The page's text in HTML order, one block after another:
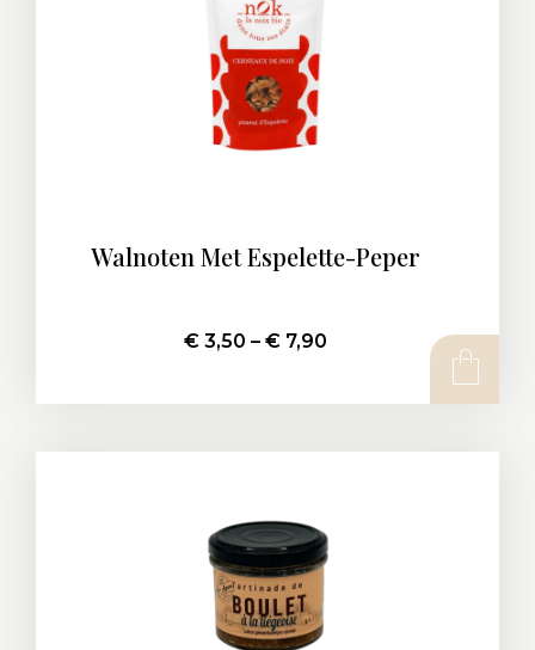
Walnoten Met Espelette-Peper
€ 3,50 – € 7,90